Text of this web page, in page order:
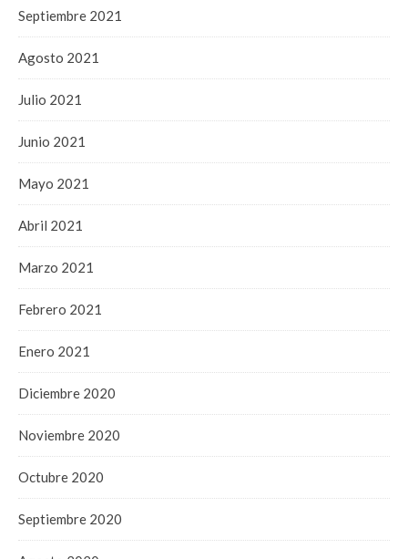
Septiembre 2021
Agosto 2021
Julio 2021
Junio 2021
Mayo 2021
Abril 2021
Marzo 2021
Febrero 2021
Enero 2021
Diciembre 2020
Noviembre 2020
Octubre 2020
Septiembre 2020